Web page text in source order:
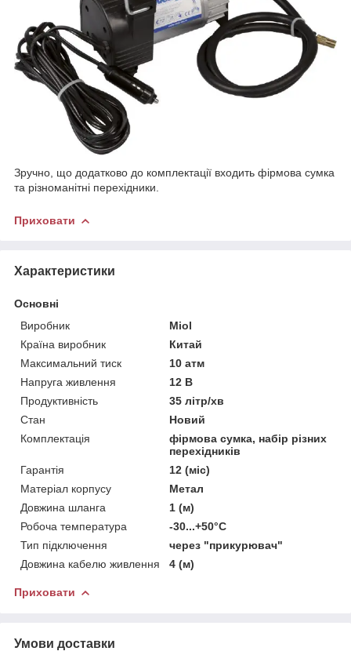
Зручно, що додатково до комплектації входить фірмова сумка
та різноманітні перехідники.
Приховати
Характеристики
Основні
Виробник
Miol
Країна виробник
Китай
Максимальний тиск
10 атм
Напруга живлення
12 В
Продуктивність
35 літр/хв
Стан
Новий
Комплектація
фірмова сумка, набір різних
перехідників
Гарантія
12 (міс)
Матеріал корпусу
Метал
Довжина шланга
1 (м)
Робоча температура
-30...+50°С
Тип підключення
через "прикурювач"
Довжина кабелю живлення
4 (м)
Приховати
Умови доставки